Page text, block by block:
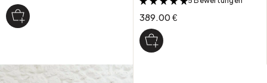
389.00 €